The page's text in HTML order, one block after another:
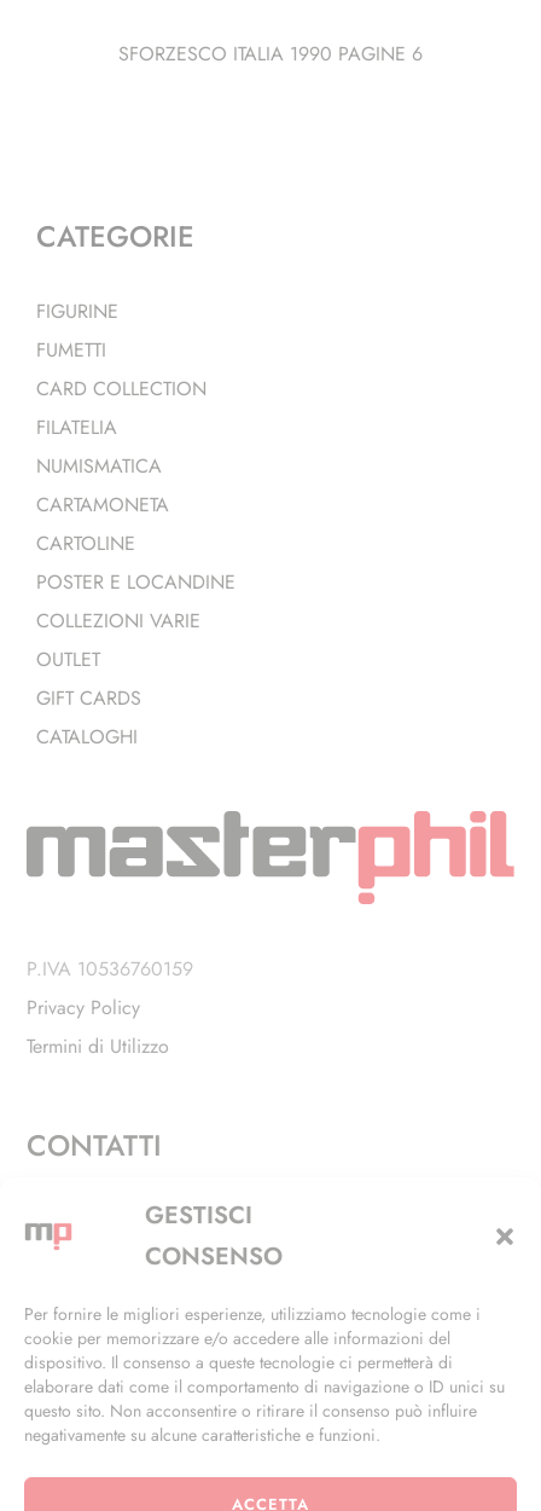
GESTISCI
CONSENSO
Per fornire le migliori esperienze, utilizziamo tecnologie come i
cookie per memorizzare e/o accedere alle informazioni del
dispositivo. Il consenso a queste tecnologie ci permetterà di
elaborare dati come il comportamento di navigazione o ID unici su
questo sito. Non acconsentire o ritirare il consenso può influire
negativamente su alcune caratteristiche e funzioni.
ACCETTA
SFORZESCO ITALIA 1990 PAGINE 6
CATEGORIE
FIGURINE
FUMETTI
CARD COLLECTION
FILATELIA
NUMISMATICA
CARTAMONETA
CARTOLINE
POSTER E LOCANDINE
COLLEZIONI VARIE
OUTLET
GIFT CARDS
CATALOGHI
P.IVA 10536760159
Privacy Policy
Termini di Utilizzo
CONTATTI
Via Alfieri, 27 - Trezzano Sul Naviglio (MI)
+39 02 4846 3155
info@masterphil.it